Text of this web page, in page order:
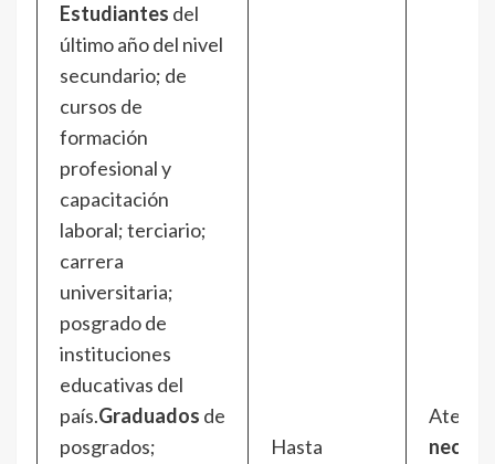
Estudiantes del
último año del nivel
secundario; de
cursos de
formación
profesional y
capacitación
laboral; terciario;
carrera
universitaria;
posgrado de
instituciones
educativas del
país.Graduados de
posgrados;
Hasta